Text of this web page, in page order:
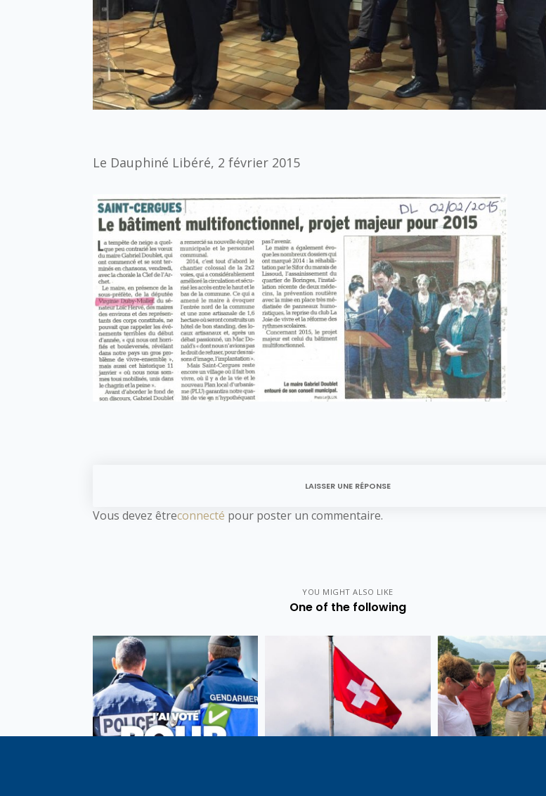
Le Dauphiné Libéré, 2 février 2015
LAISSER UNE RÉPONSE
Vous devez êtreconnecté pour poster un commentaire.
YOU MIGHT ALSO LIKE
One of the following